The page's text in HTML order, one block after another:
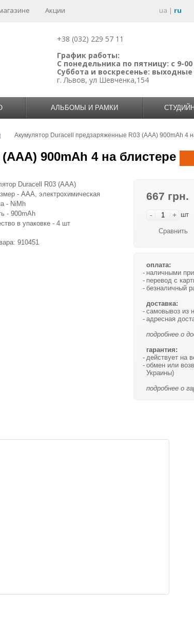
Акции ua | ru
+38 (032) 229 57 11
График работы:
С понедельника по пятницу: с 9-
Суббота и воскресенье: выходные
г. Львов, ул Шевченка,154
АЛЬБОМЫ И РАМКИ
Акумулятор Duracell предзаряженные R03 (AAA) 900mAh 4
900mAh 4 на блистере
667 грн.
- + шт
Сравнить
оплата:
наличными
перевод с
безналичный
доставка:
самовывоз из
адресная
подробнее о
гарантия:
действует на
обмен или
Украины)
подробнее о
Duracell R03 (AAA)
- AAA, электрохимическая
- NiMh
- 900mAh
в упаковке - 4 шт
910451